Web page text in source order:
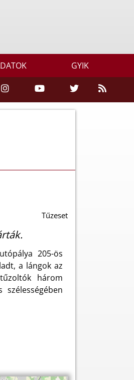
GYIK
Tűzeset
205-ös
a lángok az
három